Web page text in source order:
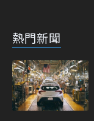
熱門新聞